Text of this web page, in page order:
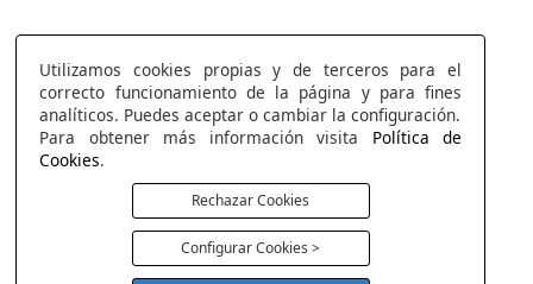
Utilizamos cookies propias y de terceros para el
correcto funcionamiento de la página y para fines
analíticos. Puedes aceptar o cambiar la configuración.
Para obtener más información visita Política de
Cookies.
Rechazar Cookies
Configurar Cookies >